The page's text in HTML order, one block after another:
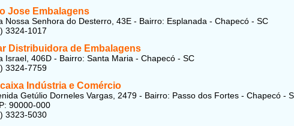
Jose Embalagens
Nossa Senhora do Desterro, 43E - Bairro: Esplanada - Chapecó - SC
3324-1017
Distribuidora de Embalagens
Israel, 406D - Bairro: Santa Maria - Chapecó - SC
3324-7759
Indústria e Comércio
Getúlio Dorneles Vargas, 2479 - Bairro: Passo dos Fortes - Chapecó -
90000-000
3323-5030